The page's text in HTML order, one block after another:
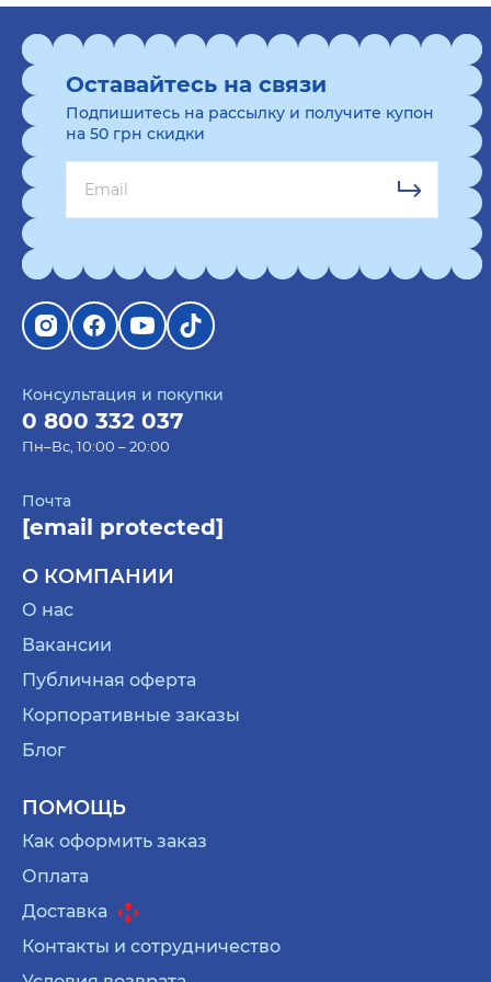
где первый раз в первый класс или с
выпускного. Вручайте книгу воспоминаний и
впечатлений, пусть они греют в холодные дни.
яркие блокноты и планеры. Пусть планы
берегут страницы наших блокнотов и
планеров, а мысли остаются чистыми и
вдохновленными. Ведь планирование — это
очень важный элемент жизни, где все несется
и стремительно меняется.
декоративные интерьерные подушки.
Подушки с яркими принтами вызовут бурю
смешные котики, и милые чихуахуа. С таким
презентом хочется отдыхать, вздремнуть или
поставить на диване, пусть радует глаз семьи
календари, чтобы каждый день радоваться
красивому предсказанию, милой картинке. А
также помогут всегда помнить о важных датах
карты, и журналы для записей. Продукция с
красивыми иллюстрациями и описанием
каждой карты. Предсказывать будущее или
картины по номерам для почувствовать себя
художницей. Создать свой собственный
пазлы для вечеров, холодных для прогулок на
улице. Очень уютное и увлекательное
Консультация и покупки
0 800 332 037
Пн–Вс, 10:00 – 20:00
Почта
[email protected]
О КОМПАНИИ
О нас
Вакансии
Публичная оферта
Корпоративные заказы
Блог
ПОМОЩЬ
Как оформить заказ
Оплата
Доставка
Контакты и сотрудничество
Оставайтесь на связи
Подпишитесь на рассылку и получите купон
на 50 грн скидки